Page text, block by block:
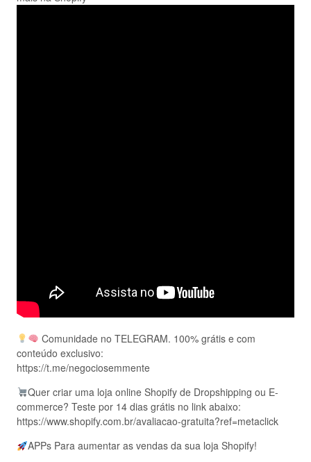
Comunidade no TELEGRAM. 100% grátis e com
conteúdo exclusivo:
https://t.me/negociosemmente
Quer criar uma loja online Shopify de Dropshipping ou E-
commerce? Teste por 14 dias grátis no link abaixo:
https://www.shopify.com.br/avaliacao-gratuita?ref=metaclick
APPs Para aumentar as vendas da sua loja Shopify!